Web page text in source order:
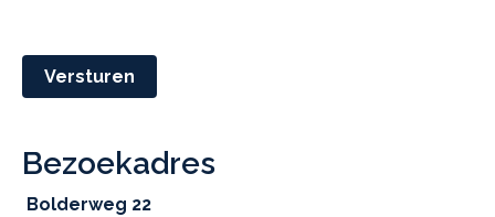
Versturen
Bezoekadres
Bolderweg 22